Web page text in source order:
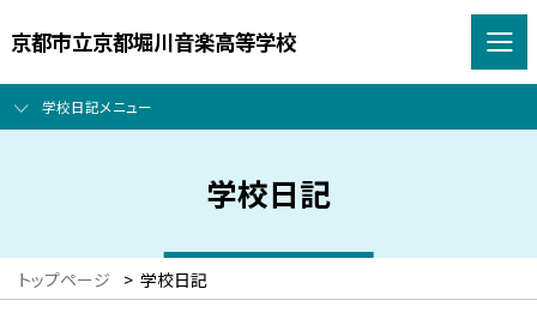
京都市立京都堀川音楽高等学校
学校日記メニュー
学校日記
トップページ > 学校日記